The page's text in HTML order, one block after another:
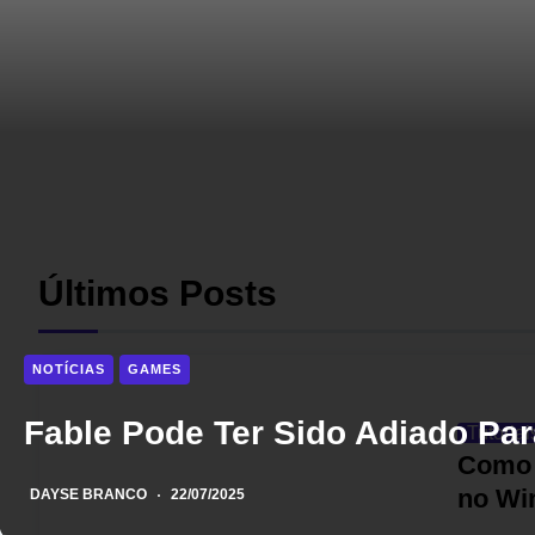
NOTÍCIAS GAMES
Fable Pode Ter Sido Adiado
DAYSE BRANCO 22/07/2025
Últimos Posts
no